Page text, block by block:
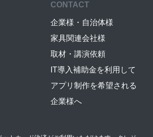
CONTACT
企業様・自治体様
家具関連会社様
取材・講演依頼
IT導入補助金を利用して
アプリ制作を希望される
企業様へ